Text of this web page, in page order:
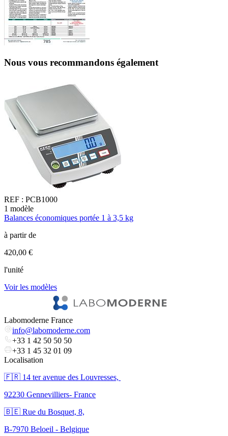
Nous vous recommandons également
REF : PCB1000
1 modèle
Balances économiques portée 1 à 3,5 kg
à partir de
420,00 €
l'unité
Voir les modèles
Labomoderne France
info@labomoderne.com
+33 1 42 50 50 50
+33 1 45 32 01 09
Localisation
🇫🇷 ​14 ter avenue des Louvresses,
92230 Gennevilliers- France
🇧🇪 Rue du Bosquet, 8,
B-7970 Beloeil - Belgique